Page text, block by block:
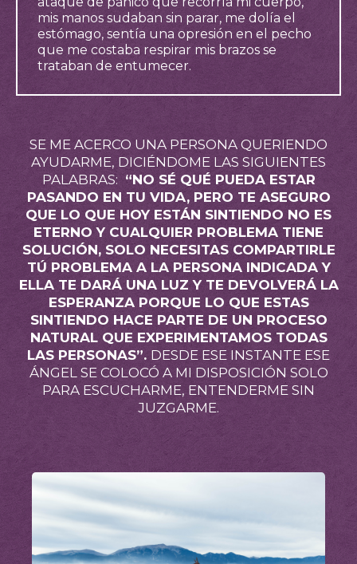
mis manos sudaban sin parar, me dolía el
estómago, sentía una opresión en el pecho
que me costaba respirar mis brazos se
trataban de entumecer.
SE ME ACERCO UNA PERSONA QUERIENDO
AYUDARME, DICIÉNDOME LAS SIGUIENTES
PALABRAS: “NO SÉ QUÉ PUEDA ESTAR
PASANDO EN TU VIDA, PERO TE ASEGURO
QUE LO QUE HOY ESTÁN SINTIENDO NO ES
ETERNO Y CUALQUIER PROBLEMA TIENE
SOLUCIÓN, SOLO NECESITAS COMPARTIRLE
TÚ PROBLEMA A LA PERSONA INDICADA Y
ELLA TE DARÁ UNA LUZ Y TE DEVOLVERÁ LA
ESPERANZA PORQUE LO QUE ESTAS
SINTIENDO HACE PARTE DE UN PROCESO
NATURAL QUE EXPERIMENTAMOS TODAS
LAS PERSONAS”. DESDE ESE INSTANTE ESE
ÁNGEL SE COLOCÓ A MI DISPOSICIÓN SOLO
PARA ESCUCHARME, ENTENDERME SIN
JUZGARME.